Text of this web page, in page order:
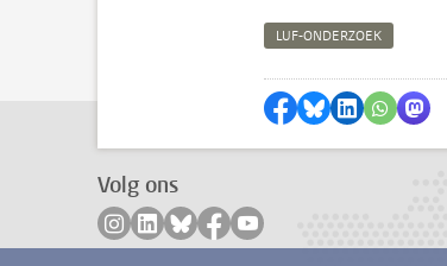
LUF-ONDERZOEK
Delen op Facebook
Delen viaDelen op
Delen
Volg ons
Volg ons op instagram
Volg ons op linkedin
Volg ons op bluesky
Volg ons op facebook
Volg ons op youtube